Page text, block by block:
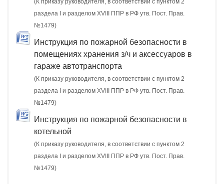
(К приказу руководителя, в соответствии с пунктом 2
раздела I и разделом XVIII ППР в РФ утв. Пост. Прав.
№1479)
Инструкция по пожарной безопасности в
помещениях хранения з/ч и аксессуаров в
гараже автотранспорта
(К приказу руководителя, в соответствии с пунктом 2
раздела I и разделом XVIII ППР в РФ утв. Пост. Прав.
№1479)
Инструкция по пожарной безопасности в
котельной
(К приказу руководителя, в соответствии с пунктом 2
раздела I и разделом XVIII ППР в РФ утв. Пост. Прав.
№1479)